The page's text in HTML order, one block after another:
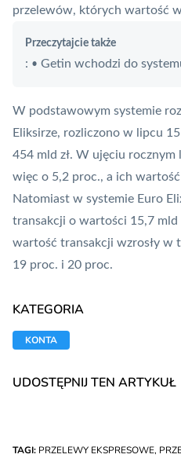
przelewów, których wartość
Przeczytajcie także
: • Getin wchodzi do
W podstawowym systemie
Eliksirze, rozliczono w lipcu
454 mld zł. W ujęciu rocznym
więc o 5,2 proc., a ich
Natomiast w systemie Euro
transakcji o wartości 15,7
wartość transakcji wzrosły w
19 proc. i 20 proc.
KATEGORIA
KONTA
UDOSTĘPNIJ TEN ARTYKUŁ
TAGI: PRZELEWY EKSPRESOWE,